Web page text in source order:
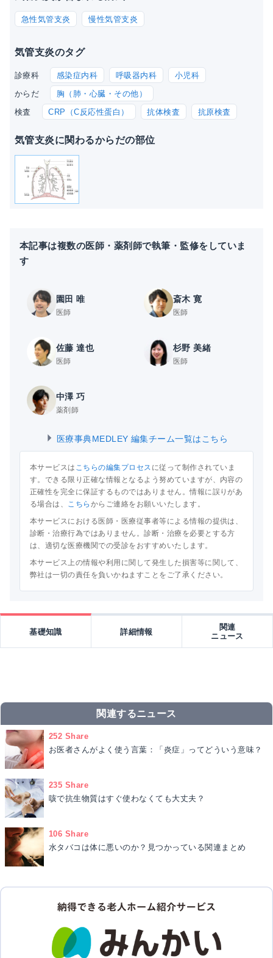
急性気管支炎 慢性気管支炎
気管支炎のタグ
診療科 感染症内科 呼吸器内科 小児科
からだ 胸（肺・心臓・その他）
検査 CRP（C反応性蛋白） 抗体検査 抗原検査
気管支炎に関わるからだの部位
本記事は複数の医師・薬剤師で執筆・監修をしていま
す
園田 唯
医師
斎木 寛
医師
佐藤 達也
医師
杉野 美緒
医師
中澤 巧
薬剤師
医療事典MEDLEY 編集チーム一覧はこちら
本サービスは こちらの編集プロセス に従って制作されていま
す。できる限り正確な情報となるよう努めていますが、内容の
正確性を完全に保証するものではありません。情報に誤りがあ
る場合は、 こちら からご連絡をお願いいたします。
本サービスにおける医師・医療従事者等による情報の提供は、
診断・治療行為ではありません。診断・治療を必要とする方
は、適切な医療機関での受診をおすすめいたします。
本サービス上の情報や利用に関して発生した損害等に関して、
弊社は一切の責任を負いかねますことをご了承ください。
基礎知識 詳細情報
関連
ニュース
関連するニュース
252 Share
お医者さんがよく使う言葉：「炎症」ってどういう意味？
235 Share
咳で抗生物質はすぐ使わなくても大丈夫？
106 Share
水タバコは体に悪いのか？見つかっている関連まとめ